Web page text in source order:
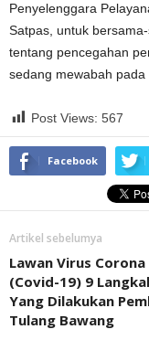
Penyelenggara
Satpas, untuk
tentang pencegahan
sedang mewabah pada
Post Views: 567
Facebook
Artikel sebelumya
Lawan Virus Corona
(Covid-19) 9
Yang Dilakukan
Tulang Bawang